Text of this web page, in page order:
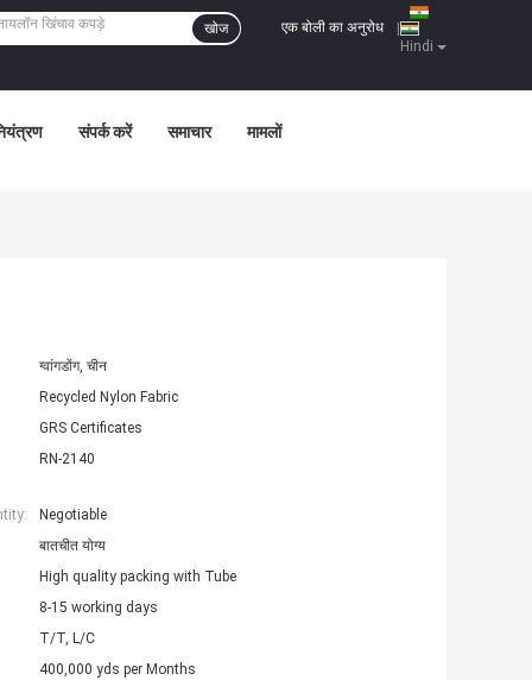
Hindi
एक बोली का अनुरोध
खोज
संपर्क करें समाचार मामलों
ग्वांगडोंग, चीन
Recycled Nylon Fabric
GRS Certificates
RN-2140
Negotiable
बातचीत योग्य
High quality packing with Tube
8-15 working days
T/T, L/C
400,000 yds per Months